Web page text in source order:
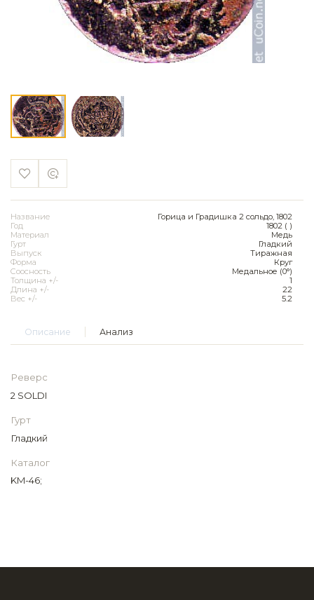
Название
Горица и Градишка 2 сольдо, 1802
Год
1802 ( )
Материал
Медь
Гурт
Гладкий
Выпуск
Тиражная
Форма
Круг
Соосность
Медальное (0°)
Толщина +/-
1
Длина +/-
22
Вес +/-
5.2
Описание Анализ
Реверс
2 SOLDI
Гурт
Гладкий
Каталог
KM-46;